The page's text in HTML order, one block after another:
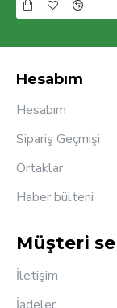
Hesabım
Hesabım
Sipariş Geçmişi
Ortaklar
Haber bülteni
Müşteri
İletişim